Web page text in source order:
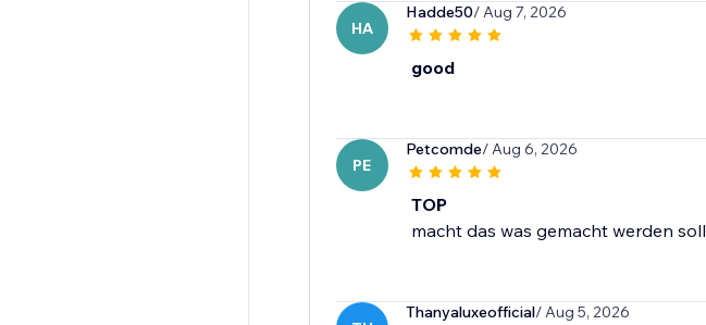
HA
Hadde50/ Aug 7, 2026
good
PE
Petcomde/ Aug 6, 2026
TOP
macht das was gemacht werden soll
Thanyaluxeofficial/ Aug 5, 2026